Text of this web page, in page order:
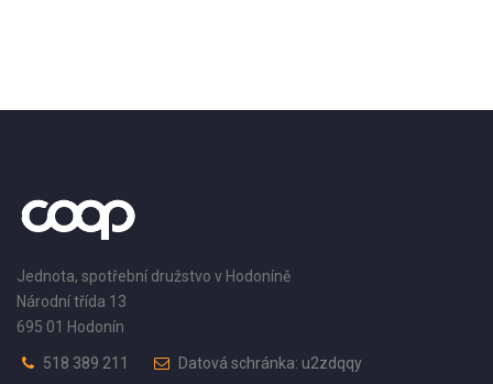
Jednota, spotřební družstvo v Hodoníně
Národní třída 13
695 01 Hodonín
518 389 211
Datová schránka: u2zdqqy